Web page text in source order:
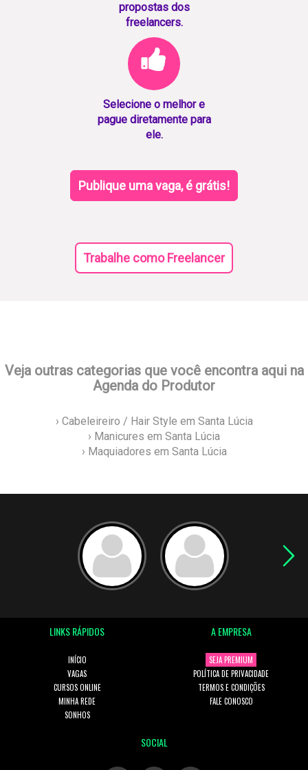
propostas dos
freelancers.
Selecione o melhor e
pague diretamente para
ele.
Publique uma vaga, é grátis!
Trabalhe como Freelancer
Veja outras categorias que você encontra aqui na
Agenda do Produtor
› Cabeleireiro / Hair Style em Santa Lúcia
› Manicures em Santa Lúcia
› Maquiadores em Santa Lúcia
LINKS RÁPIDOS
INÍCIO
VAGAS
CURSOS ONLINE
MINHA REDE
SONHOS
A EMPRESA
SEJA PREMIUM
POLÍTICA DE PRIVACIDADE
TERMOS E CONDIÇÕES
FALE CONOSCO
SOCIAL